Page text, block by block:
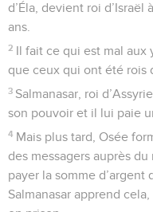
d’Éla, devient roi
ans.
2 Il fait ce qui est mal aux
que ceux qui ont été rois
3 Salmanasar, roi
son pouvoir et il lui paie
4 Mais plus tard, Osée
des messagers auprès du
payer la somme d’argent
Salmanasar apprend